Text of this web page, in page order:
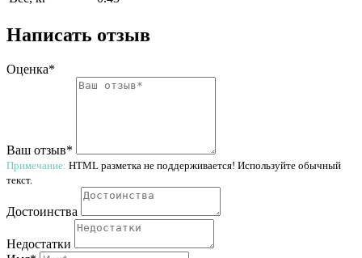
Написать отзыв
Оценка*
Ваш отзыв*
Примечание: HTML разметка не поддерживается! Используйте обычный
текст.
Достоинства
Недостатки